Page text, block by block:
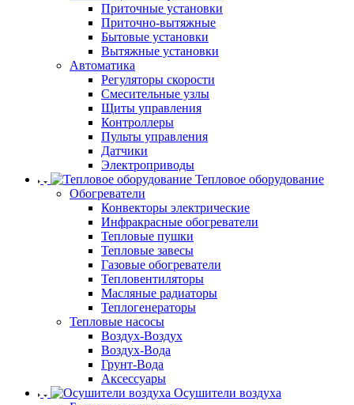
Приточные установки
Приточно-вытяжные
Бытовые установки
Вытяжные установки
Автоматика
Регуляторы скорости
Смесительные узлы
Щиты управления
Контроллеры
Пульты управления
Датчики
Электроприводы
Тепловое оборудование
Обогреватели
Конвекторы электрические
Инфракрасные обогреватели
Тепловые пушки
Тепловые завесы
Газовые обогреватели
Тепловентиляторы
Масляные радиаторы
Теплогенераторы
Тепловые насосы
Воздух-Воздух
Воздух-Вода
Грунт-Вода
Аксессуары
Осушители воздуха